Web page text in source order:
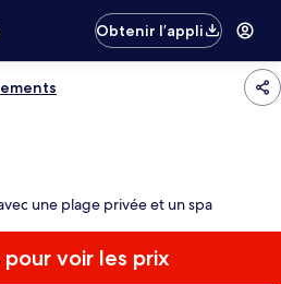
Obtenir l’appli
une plage privée et un spa
voir les prix